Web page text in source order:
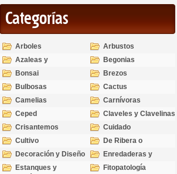
Categorías
Arboles
Arbustos
Azaleas y
Rododendros
Begonias
Bonsai
Brezos
Bulbosas
Cactus
Camelias
Carnívoras
Ceped
Claveles y Clavelinas
Crisantemos
Cuidado
Cultivo
De Ribera o
Palustres
Decoración y Diseño
Enredaderas y
cubresuelos
Estanques y
Fitopatología